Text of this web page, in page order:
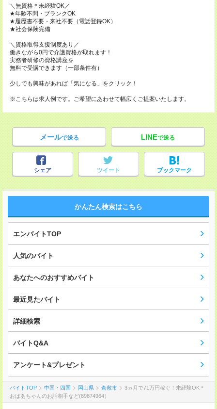
＼無資格＊未経験OK／
★年齢不問・ブランクOK
★履歴書不要・来社不要（電話登録OK）
★社会保険完備
＼資格取得支援制度あり／
働きながら0円で介護資格が取れます！
実務者研修の資格講座を
無料で受講できます（一部条件有）
少しでも興味があれば「気になる」をクリック！
※こちらは求人例です。ご希望にあわせて幅広くご提案いたします。
メールで送る LINEで送る
シェア ツイート ブックマーク
かんたん検索はこちら
エンバイトTOP
人気のバイト
あなたへのおすすめバイト
最近見たバイト
詳細検索
バイトQ&A
アンケート&プレゼント
バイトTOP 中国・四国 岡山県 倉敷市
3ヵ月で71万円稼ぐ！未経験OK＊
おばあちゃんのお話相手など(89874964）